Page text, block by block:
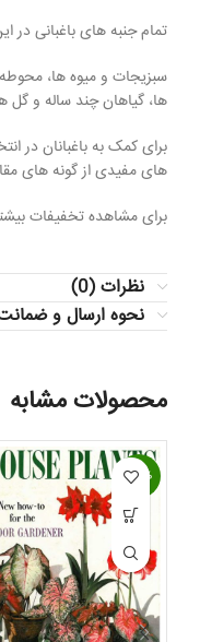
تمام جنبه های باغبانی در
سبزیجات و میوه ها،
ها، گیاهان چند ساله و گل
برای کمک به باغبانان در
های مفیدی از گونه های
برای مشاهده تخفیفات
نظرات (0)
نحوه ارسال و
محصولات مشابه
-69%